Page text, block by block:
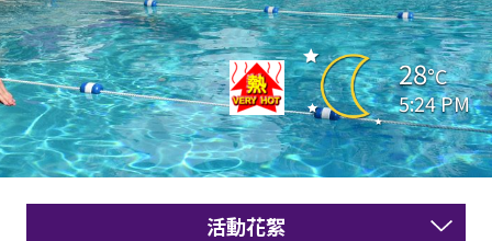
28°C
5:24 PM
活動花絮